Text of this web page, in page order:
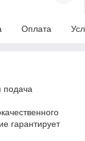
Оплата
подача
гарантирует